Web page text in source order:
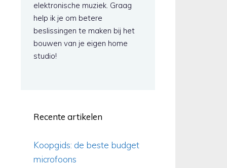
elektronische muziek. Graag
help ik je om betere
beslissingen te maken bij het
bouwen van je eigen home
studio!
Recente artikelen
Koopgids: de beste budget
microfoons